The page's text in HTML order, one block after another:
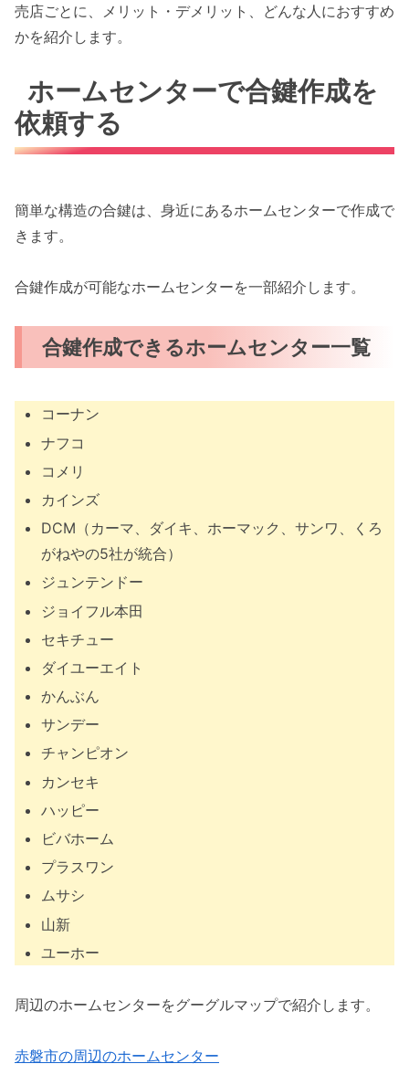
売店ごとに、メリット・デメリット、どんな人におすすめ
かを紹介します。
ホームセンターで合鍵作成を
依頼する
簡単な構造の合鍵は、身近にあるホームセンターで作成で
きます。
合鍵作成が可能なホームセンターを一部紹介します。
合鍵作成できるホームセンター一覧
コーナン
ナフコ
コメリ
カインズ
DCM（カーマ、ダイキ、ホーマック、サンワ、くろ
がねやの5社が統合）
ジュンテンドー
ジョイフル本田
セキチュー
ダイユーエイト
かんぶん
サンデー
チャンピオン
カンセキ
ハッピー
ビバホーム
プラスワン
ムサシ
山新
ユーホー
周辺のホームセンターをグーグルマップで紹介します。
赤磐市の周辺のホームセンター